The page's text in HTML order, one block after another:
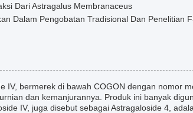
Dari Astragalus Membranaceus
Dalam Pengobatan Tradisional Dan Penelitian
IV, bermerek di bawah COGON dengan nomor
dan kemanjurannya. Produk ini banyak
IV, juga disebut sebagai Astragaloside 4,